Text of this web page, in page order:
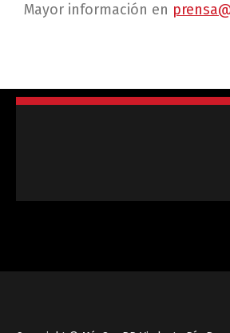
Mayor información en